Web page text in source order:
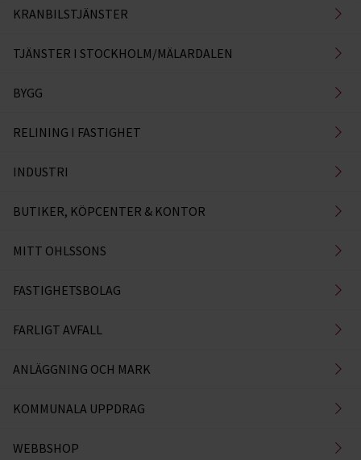
KRANBILSTJÄNSTER
TJÄNSTER I STOCKHOLM/MÄLARDALEN
BYGG
RELINING I FASTIGHET
INDUSTRI
BUTIKER, KÖPCENTER & KONTOR
MITT OHLSSONS
FASTIGHETSBOLAG
FARLIGT AVFALL
ANLÄGGNING OCH MARK
KOMMUNALA UPPDRAG
WEBBSHOP